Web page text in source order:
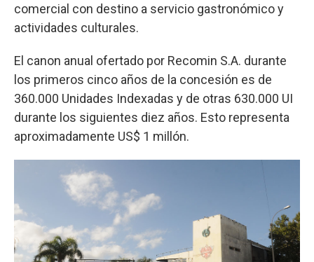
comercial con destino a servicio gastronómico y
actividades culturales.
El canon anual ofertado por Recomin S.A. durante
los primeros cinco años de la concesión es de
360.000 Unidades Indexadas y de otras 630.000 UI
durante los siguientes diez años. Esto representa
aproximadamente US$ 1 millón.